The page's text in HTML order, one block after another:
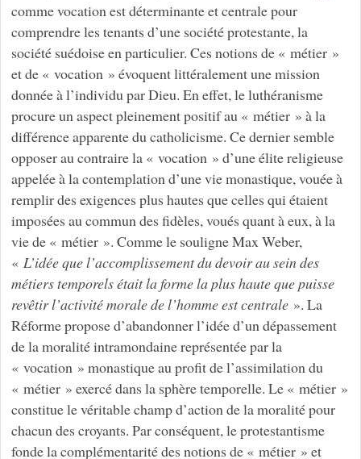
comme vocationest déterminante et centrale pour
comprendre les tenants d’une société protestante, la
société suédoise en particulier. Ces notions de « métier »
et de « vocation » évoquent littéralement une mission
donnée à l’individu par Dieu. En effet, le luthéranisme
procure un aspect pleinement positif au « métier » à la
différence apparente du catholicisme. Ce dernier semble
opposer au contraire la « vocation » d’une élite religieuse
appelée à la contemplation d’une vie monastique, vouée à
remplir des exigences plus hautes que celles qui étaient
imposées au commun des fidèles, voués quant à eux, à la
vie de « métier ». Comme le souligne Max Weber,
« L’idée que l’accomplissement du devoir au sein des
métiers temporels était la forme la plus haute que puisse
revêtir l’activité morale de l’homme est centrale». La
Réforme propose d’abandonner l’idée d’un dépassement
de la moralité intramondaine représentée par la
« vocation » monastique au profit de l’assimilation du
« métier » exercé dans la sphère temporelle. Le « métier »
constitue le véritable champ d’action de la moralité pour
chacun des croyants. Par conséquent, le protestantisme
fonde la complémentarité des notions de « métier » et